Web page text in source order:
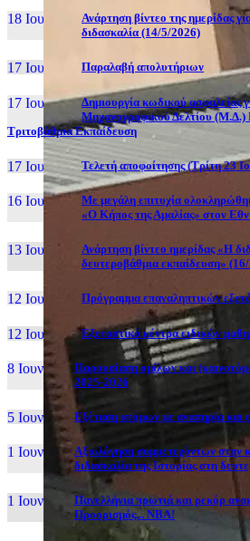
18 Ιουν, 26
Ανάρτηση βίντεο της ημερίδας
διδασκαλία (14/5/2026)
17 Ιουν, 26 Παραλαβή απολυτήριων
17 Ιουν, 26
Δημιουργία κωδικού ασφαλείας
Μηχανογραφικού Δελτίου (Μ.Δ.)
Τριτοβάθμια Εκπαίδευση
17 Ιουν, 26 Τελετή αποφοίτησης (Τρίτη 23
16 Ιουν, 26
Με μεγάλη επιτυχία
«Ο Κήπος της Αμαλίας» στον
13 Ιουν, 26
Ανάρτηση βίντεο ημερίδας «Η
δευτεροβάθμια εκπαίδευση»
12 Ιουν, 26 Πρόγραμμα επαναληπτικών
12 Ιουν, 26 Εξεταστικά κέντρα ειδικών
8 Ιουν, 26
Παρουσίαση ομίλων και
2025-2026
5 Ιουν, 26 Εξέταση ατόμων με αναπηρία και
1 Ιουν, 26
Αξιολόγηση συμμετεχόντων στην
διδασκαλία της Ιστορίας στη
1 Ιουν, 26
Πανελλήνια πρωτιά και ρεκόρ
Προορισμός... NBA!